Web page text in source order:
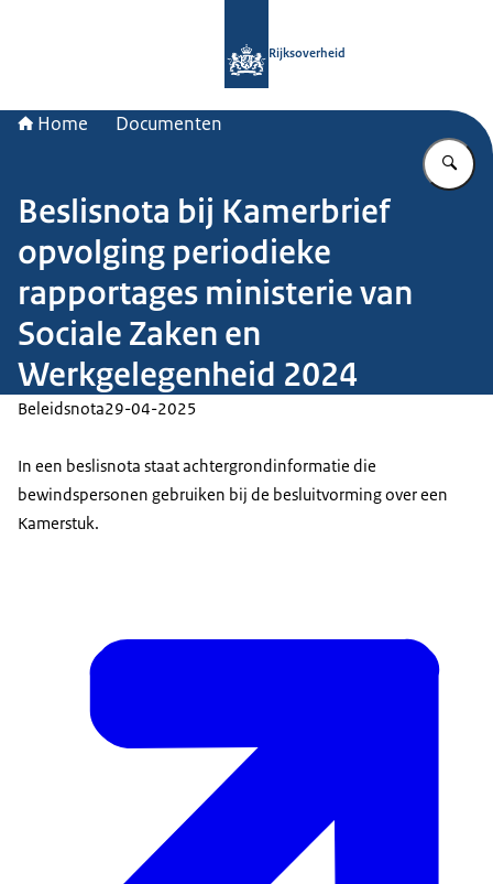
Rijksoverheid
Home Documenten
Beslisnota bij Kamerbrief
opvolging periodieke
rapportages ministerie van
Sociale Zaken en
Werkgelegenheid 2024
Beleidsnota29-04-2025
In een beslisnota staat achtergrondinformatie die
bewindspersonen gebruiken bij de besluitvorming over een
Kamerstuk.